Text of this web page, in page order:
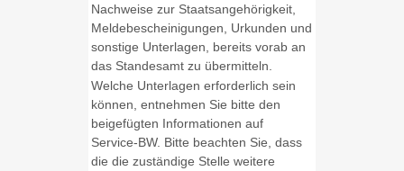
Nachweise zur Staatsangehörigkeit,
Meldebescheinigungen, Urkunden und
sonstige Unterlagen, bereits vorab an
das Standesamt zu übermitteln.
Welche Unterlagen erforderlich sein
können, entnehmen Sie bitte den
beigefügten Informationen auf
Service-BW. Bitte beachten Sie, dass
die die zuständige Stelle weitere